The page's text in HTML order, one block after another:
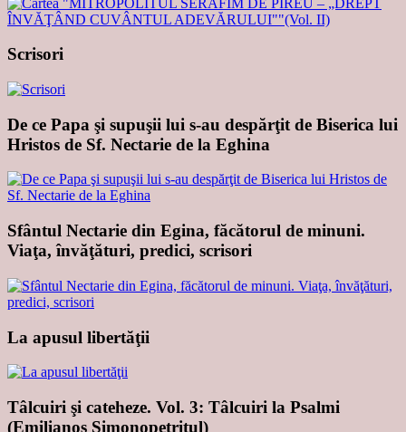
Scrisori
De ce Papa şi supuşii lui s-au despărţit de Biserica lui
Hristos de Sf. Nectarie de la Eghina
Sfântul Nectarie din Egina, făcătorul de minuni.
Viaţa, învăţături, predici, scrisori
La apusul libertăţii
Tâlcuiri şi cateheze. Vol. 3: Tâlcuiri la Psalmi
(Emilianos Simonopetritul)